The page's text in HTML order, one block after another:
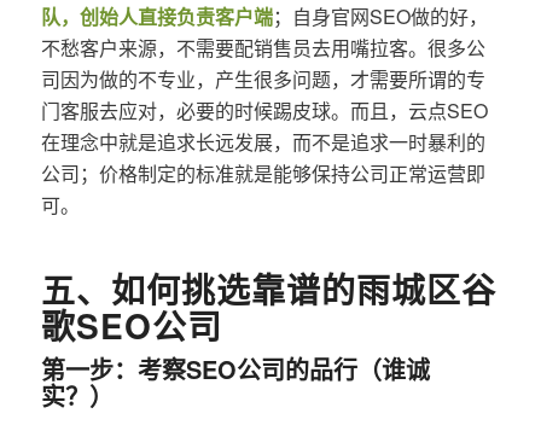
队，创始人直接负责客户端；自身官网SEO做的好，
不愁客户来源，不需要配销售员去用嘴拉客。很多公
司因为做的不专业，产生很多问题，才需要所谓的专
门客服去应对，必要的时候踢皮球。而且，云点SEO
在理念中就是追求长远发展，而不是追求一时暴利的
公司；价格制定的标准就是能够保持公司正常运营即
可。
五、如何挑选靠谱的雨城区谷
歌SEO公司
第一步：考察SEO公司的品行（谁诚
实？）